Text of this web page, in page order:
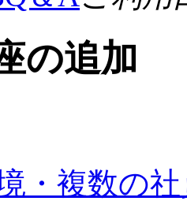
の追加
・複数の